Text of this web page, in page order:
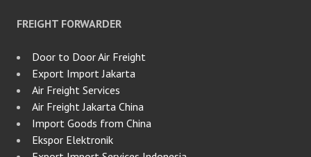
FREIGHT FORWARDER
Door to Door Air Freight
Export Import Jakarta
Air Freight Services
Air Freight Jakarta China
Import Goods from China
Ekspor Elektronik